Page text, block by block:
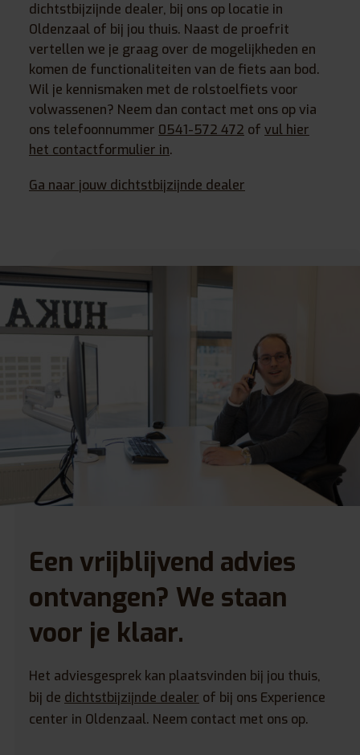
dichtstbijzijnde dealer, bij ons op locatie in
Oldenzaal of bij jou thuis. Naast de proefrit
vertellen we je graag over de mogelijkheden en
komen de functionaliteiten van de fiets aan bod.
Wil je kennismaken met de rolstoelfiets voor
volwassenen? Neem dan contact met ons op via
ons telefoonnummer 0541-572 472 of vul hier
het contactformulier in.
Ga naar jouw dichtstbijzijnde dealer
Een vrijblijvend advies
ontvangen? We staan
voor je klaar.
Het adviesgesprek kan plaatsvinden bij jou thuis,
bij de dichtstbijzijnde dealer of bij ons Experience
center in Oldenzaal. Neem contact met ons op.